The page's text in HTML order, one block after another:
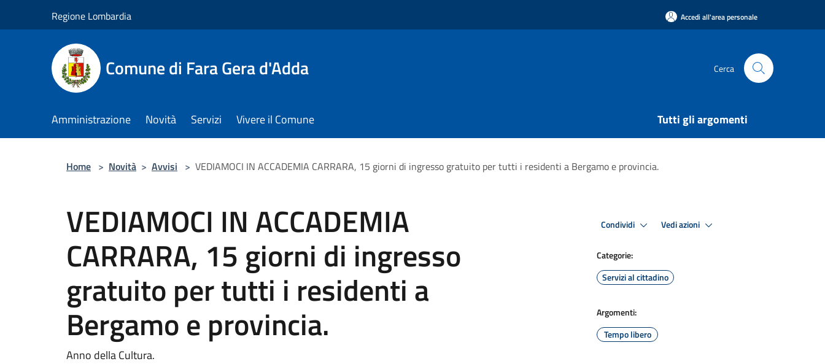
Regione Lombardia Accedi all'area personale
Comune di Fara Gera d'Adda Cerca
Amministrazione Novità Servizi Vivere il Comune Tutti gli argomenti
Home > Novità > Avvisi > VEDIAMOCI IN ACCADEMIA CARRARA, 15 giorni di ingresso gratuito per tutti i residenti a Bergamo e provincia.
VEDIAMOCI IN ACCADEMIA
CARRARA, 15 giorni di ingresso
gratuito per tutti i residenti a
Bergamo e provincia.
Anno della Cultura.
Condividi Vedi azioni
Categorie:
Servizi al cittadino
Argomenti:
Tempo libero